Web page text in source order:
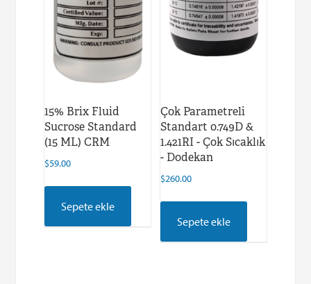
15% Brix Fluid
Sucrose Standard
(15 ML) CRM
$59.00
Sepete ekle
Çok Parametreli
Standart 0.749D &
1.421RI - Çok Sıcaklık
- Dodekan
$260.00
Sepete ekle